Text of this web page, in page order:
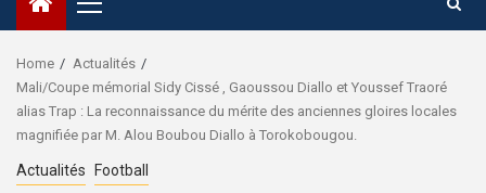
Primary
Menu
Home
Actualités
Mali/Coupe mémorial Sidy Cissé , Gaoussou Diallo et Youssef Traoré
alias Trap : La reconnaissance du mérite des anciennes gloires locales
magnifiée par M. Alou Boubou Diallo à Torokobougou.
Actualités Football